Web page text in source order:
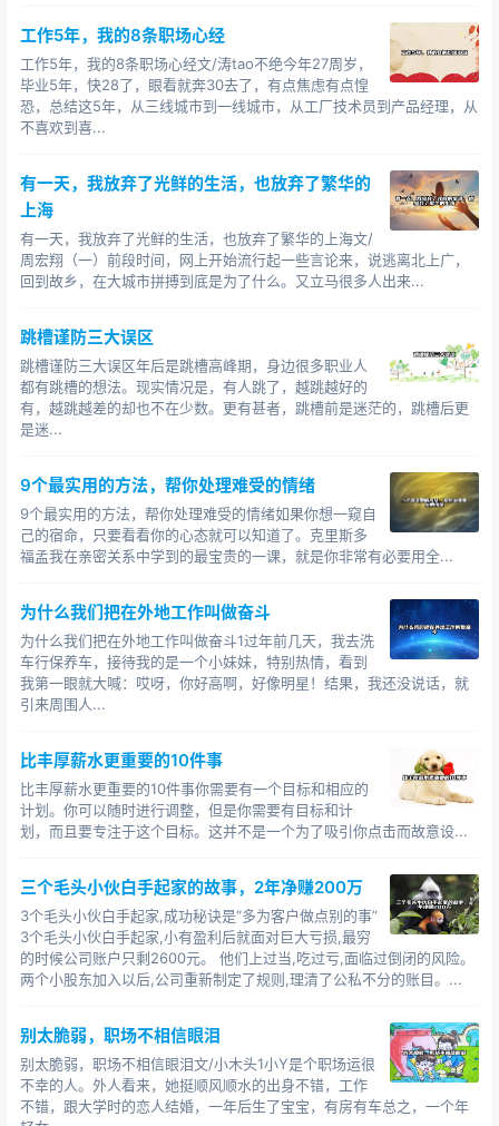
样的。
事实上，我们绝大多数人，绝大多数时候，都是知道
如何让自己变得更好的，是知道如何走出迷茫的。
在年初的时候，在被打了鸡血的时候，我们能洋洋洒
洒列出好多条目标，能做出很清晰、精准的规划。
但是，最终往往都无法执行到位，自然也就没办法变
得更好，罪魁祸首就是一个字：懒。
你也许有这样的经历：除了做正事（该干的事）没时
这就是懒，也正因为如此，我们才没办法成为更好的
自己，也就没办法拥有光芒万丈的人生。
月薪过万难不难？
我认识一个27岁的小哥，他月薪2万，值得一提的
是，这收入不是在一二线城市，而是三四线城市。
硬的家庭背景，就是比较能吃苦，人很勤快。
用他的话讲：只要人不懒，就不会差到哪里去。
如果你现在过得不如意，混得不太好，你扪心自问：
的事，干了一大堆？
请认真思考。
2
我们为什么会懒？
这世界上没有绝对的懒人，一个都没有。
当有人拿枪抵着你的头，让你完成一件事时，你肯定
当有人告诉你，只要一周看完十本书，就能得到一个
亿，不用怀疑，你肯定是能看完的，因为想得到这笔钱。
当喜欢的姑娘让你去帮她买瓶水时，哪怕是需要跑到
工作5年，我的8条职场心经
工作5年，我的8条职场心经文/涛tao不绝今年27周岁，
毕业5年，快28了，眼看就奔30去了，有点焦虑有点惶
恐，总结这5年，从三线城市到一线城市，从工厂技术员到产品经理，从
不喜欢到喜...
有一天，我放弃了光鲜的生活，也放弃了繁华的
上海
有一天，我放弃了光鲜的生活，也放弃了繁华的上海文/
周宏翔（一）前段时间，网上开始流行起一些言论来，说逃离北上广，
回到故乡，在大城市拼搏到底是为了什么。又立马很多人出来...
跳槽谨防三大误区
跳槽谨防三大误区年后是跳槽高峰期，身边很多职业人
都有跳槽的想法。现实情况是，有人跳了，越跳越好的
有，越跳越差的却也不在少数。更有甚者，跳槽前是迷茫的，跳槽后更
是迷...
9个最实用的方法，帮你处理难受的情绪
9个最实用的方法，帮你处理难受的情绪如果你想一窥自
己的宿命，只要看看你的心态就可以知道了。克里斯多
福孟我在亲密关系中学到的最宝贵的一课，就是你非常有必要用全...
为什么我们把在外地工作叫做奋斗
为什么我们把在外地工作叫做奋斗1过年前几天，我去洗
车行保养车，接待我的是一个小妹妹，特别热情，看到
我第一眼就大喊：哎呀，你好高啊，好像明星！结果，我还没说话，就
引来周围人...
比丰厚薪水更重要的10件事
比丰厚薪水更重要的10件事你需要有一个目标和相应的
计划。你可以随时进行调整，但是你需要有目标和计
划，而且要专注于这个目标。这并不是一个为了吸引你点击而故意设...
三个毛头小伙白手起家的故事，2年净赚200万
3个毛头小伙白手起家,成功秘诀是“多为客户做点别的事”
3个毛头小伙白手起家,小有盈利后就面对巨大亏损,最穷
的时候公司账户只剩2600元。 他们上过当,吃过亏,面临过倒闭的风险。
两个小股东加入以后,公司重新制定了规则,理清了公私不分的账目。...
别太脆弱，职场不相信眼泪
别太脆弱，职场不相信眼泪文/小木头1小Y是个职场运很
不幸的人。外人看来，她挺顺风顺水的出身不错，工作
不错，跟大学时的恋人结婚，一年后生了宝宝，有房有车总之，一个年